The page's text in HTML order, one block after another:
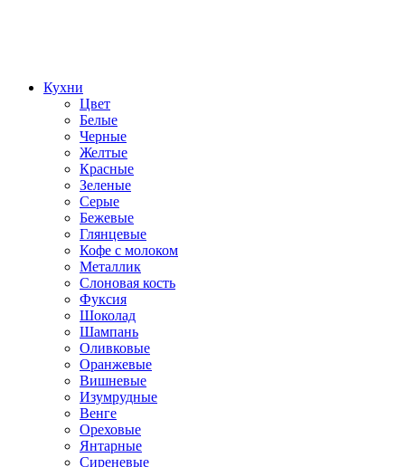
Кухни
Цвет
Белые
Черные
Желтые
Красные
Зеленые
Серые
Бежевые
Глянцевые
Кофе с молоком
Металлик
Слоновая кость
Фуксия
Шоколад
Шампань
Оливковые
Оранжевые
Вишневые
Изумрудные
Венге
Ореховые
Янтарные
Сиреневые